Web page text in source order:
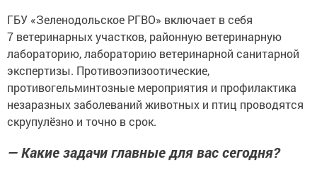
ГБУ «Зеленодольское РГВО» включает в себя
7 ветеринарных участков, районную ветеринарную
лабораторию, лабораторию ветеринарной санитарной
экспертизы. Противоэпизоотические,
противогельминтозные мероприятия и профилактика
незаразных заболеваний животных и птиц проводятся
скрупулёзно и точно в срок.
— Какие задачи главные для вас сегодня?